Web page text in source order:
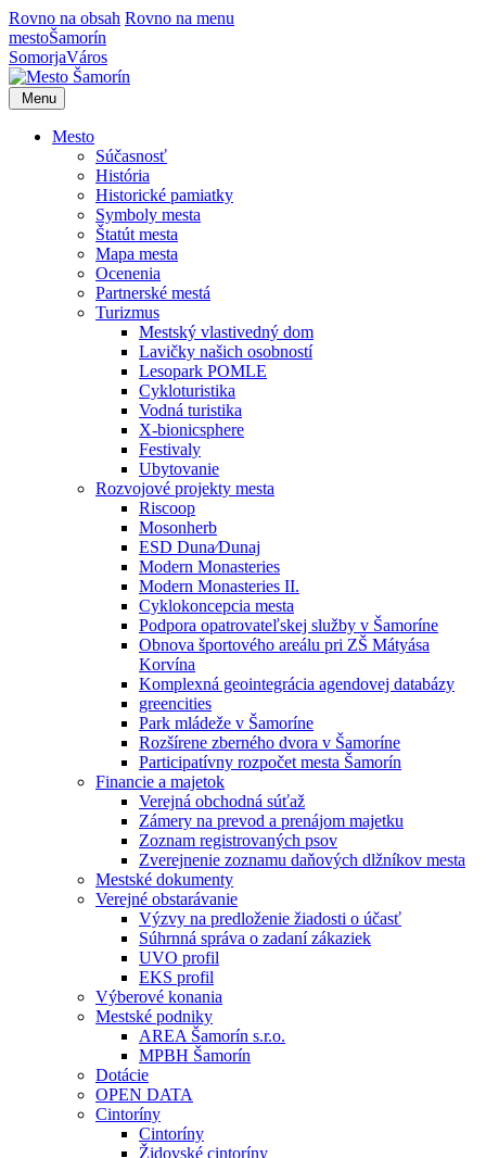
Rovno na obsah Rovno na menu
mestoŠamorín
SomorjaVáros
Menu
Mesto
Súčasnosť
História
Historické pamiatky
Symboly mesta
Štatút mesta
Mapa mesta
Ocenenia
Partnerské mestá
Turizmus
Mestský vlastivedný dom
Lavičky našich osobností
Lesopark POMLE
Cykloturistika
Vodná turistika
X-bionicsphere
Festivaly
Ubytovanie
Rozvojové projekty mesta
Riscoop
Mosonherb
ESD Duna⁄Dunaj
Modern Monasteries
Modern Monasteries II.
Cyklokoncepcia mesta
Podpora opatrovateľskej služby v Šamoríne
Obnova športového areálu pri ZŠ Mátyása
Korvína
Komplexná geointegrácia agendovej databázy
greencities
Park mládeže v Šamoríne
Rozšírene zberného dvora v Šamoríne
Participatívny rozpočet mesta Šamorín
Financie a majetok
Verejná obchodná súťaž
Zámery na prevod a prenájom majetku
Zoznam registrovaných psov
Zverejnenie zoznamu daňových dlžníkov mesta
Mestské dokumenty
Verejné obstarávanie
Výzvy na predloženie žiadosti o účasť
Súhrnná správa o zadaní zákaziek
UVO profil
EKS profil
Výberové konania
Mestské podniky
AREA Šamorín s.r.o.
MPBH Šamorín
Dotácie
OPEN DATA
Cintoríny
Cintoríny
Židovské cintoríny